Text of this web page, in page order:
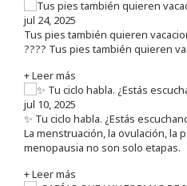
jul 24, 2025
Tus pies también quieren
???? Tus pies también quieren
+ Leer más
jul 10, 2025
✨ Tu ciclo habla. ¿Estás
La menstruación, la ovulación, la
menopausia no son solo etapas.
+ Leer más